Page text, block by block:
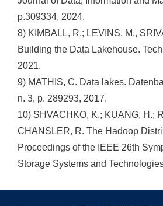
p.309334, 2024.
8) KIMBALL, R.; LEVINS, M.,
Building the Data Lakehouse.
2021.
9) MATHIS, C. Data lakes.
n. 3, p. 289293, 2017.
10) SHVACHKO, K.; KUANG, H.;
CHANSLER, R. The Hadoop
Proceedings of the IEEE 26th
Storage Systems and